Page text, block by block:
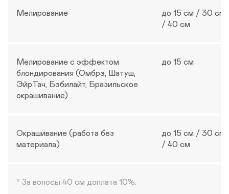
Мелирование
до 15 см / 30 см
/ 40 см
Мелирование с эффектом
блондирования (Омбрэ, Шатуш,
ЭйрТач, Бэбилайт, Бразильское
окрашивание)
до 15 см
Окрашивание (работа без
материала)
до 15 см / 30 см
/ 40 см
* За волосы 40 см доплата 10%.